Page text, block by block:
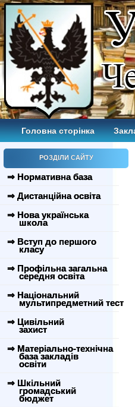
Головна сторінка
РОЗДІЛИ САЙТУ
⇒ Нормативна база
⇒ Дистанційна освіта
⇒ Нова українська
школа
⇒ Вступ до першого
класу
⇒ Профільна загальна
середня освіта
⇒ Національний
мультипредметний тест
⇒ Цивільний
захист
⇒ Матеріально-технічна
база закладів
освіти
⇒ Шкільний
громадський
бюджет